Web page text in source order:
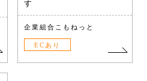
す
企業組合こもねっと
ECあり